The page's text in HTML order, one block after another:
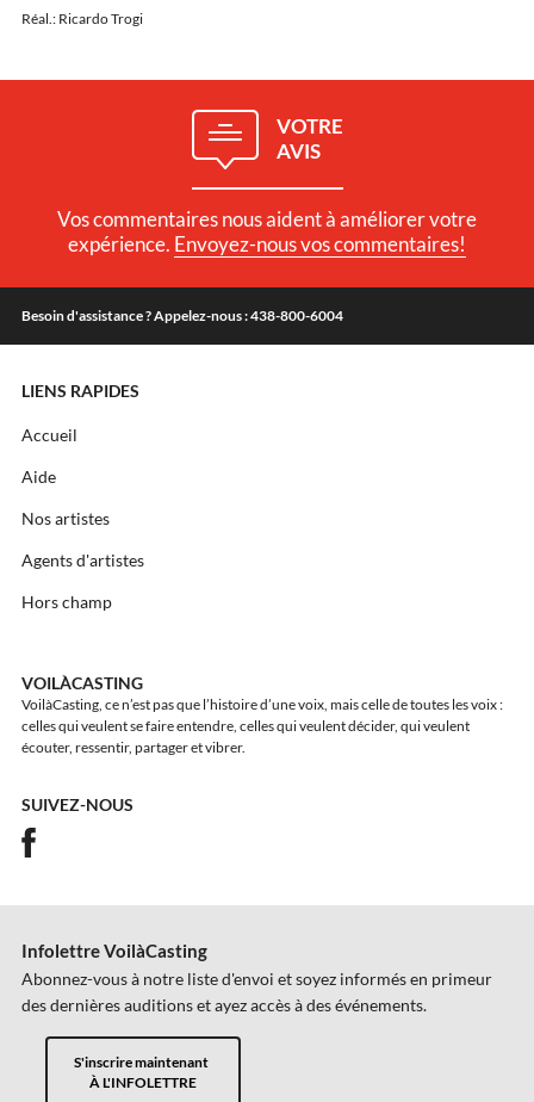
Réal.: Ricardo Trogi
VOTRE
AVIS
Vos commentaires nous aident à améliorer votre
expérience. Envoyez-nous vos commentaires!
Besoin d'assistance ? Appelez-nous : 438-800-6004
LIENS RAPIDES
Accueil
Aide
Nos artistes
Agents d'artistes
Hors champ
VOILÀCASTING
VoilàCasting, ce n’est pas que l’histoire d’une voix, mais celle de toutes les voix :
celles qui veulent se faire entendre, celles qui veulent décider, qui veulent
écouter, ressentir, partager et vibrer.
SUIVEZ-NOUS
Infolettre VoilàCasting
Abonnez-vous à notre liste d'envoi et soyez informés en primeur
des dernières auditions et ayez accès à des événements.
S'inscrire maintenant
À L'INFOLETTRE